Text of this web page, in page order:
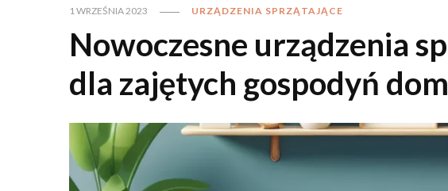
1 WRZEŚNIA 2023 URZĄDZENIA SPRZĄTAJĄCE
Nowoczesne urządzenia
dla zajętych gospodyń